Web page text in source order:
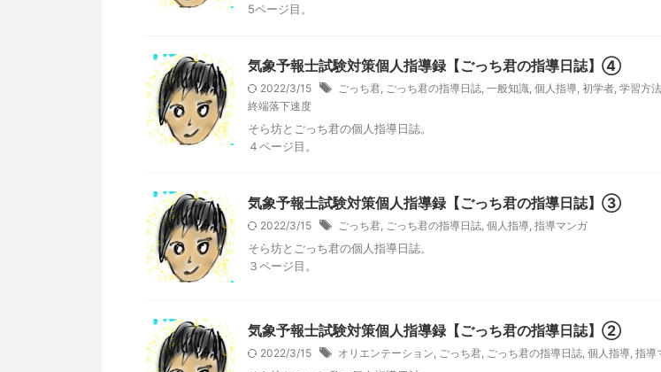
5ページ目。
気象予報士試験対策個人指導録【ごっち君の指導日誌】④
2022/3/15 ごっち君 ごっち君の指導日誌 一般知識 個人指導 初学者 学習方法
終端落下速度
そら坊とごっち君の個人指導日誌。
４ページ目。
気象予報士試験対策個人指導録【ごっち君の指導日誌】③
2022/3/15 ごっち君 ごっち君の指導日誌 個人指導 指導マンガ
そら坊とごっち君の個人指導日誌。
３ページ目。
気象予報士試験対策個人指導録【ごっち君の指導日誌】②
2022/3/15 オリエンテーション, ごっち君, ごっち君の指導日誌, 個人指導, 指導